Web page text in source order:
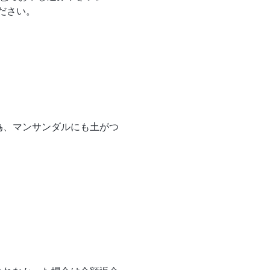
い。
マンサンダルにも土がつ